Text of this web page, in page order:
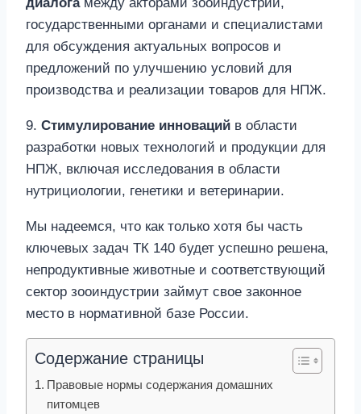
государственными органами и специалистами
для обсуждения актуальных вопросов и
предложений по улучшению условий для
производства и реализации товаров для НПЖ.
9. Стимулирование инноваций в области
разработки новых технологий и продукции для
НПЖ, включая исследования в области
нутрициологии, генетики и ветеринарии.
Мы надеемся, что как только хотя бы часть
ключевых задач ТК 140 будет успешно решена,
непродуктивные животные и соответствующий
сектор зооиндустрии займут свое законное
место в нормативной базе России.
Содержание страницы
Правовые нормы содержания домашних
питомцев